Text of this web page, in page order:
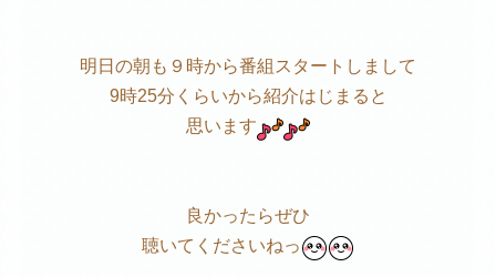
明日の朝も９時から番組スタートしまして
9時25分くらいから紹介はじまると
思います
良かったらぜひ
聴いてくださいねっ